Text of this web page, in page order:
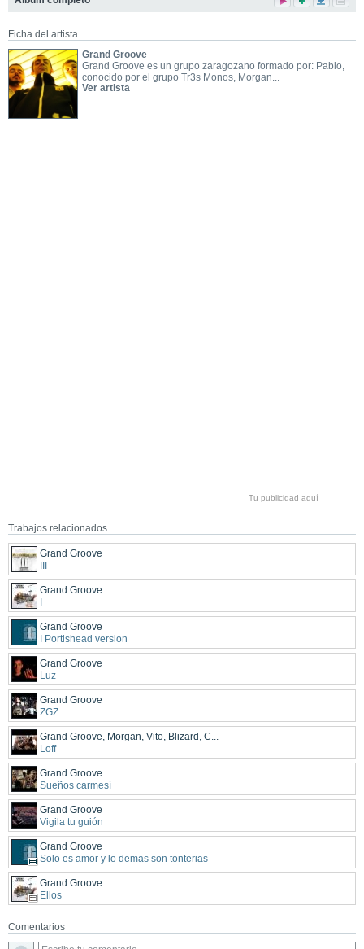
Ficha del artista
Grand Groove
Grand Groove es un grupo zaragozano formado por: Pablo,
conocido por el grupo Tr3s Monos, Morgan...
Ver artista
Tu publicidad aquí
Trabajos relacionados
Grand Groove
III
Grand Groove
I
Grand Groove
I Portishead version
Grand Groove
Luz
Grand Groove
ZGZ
Grand Groove, Morgan, Vito, Blizard, C...
Loff
Grand Groove
Sueños carmesí
Grand Groove
Vigila tu guión
Grand Groove
Solo es amor y lo demas son tonterias
Grand Groove
Ellos
Comentarios